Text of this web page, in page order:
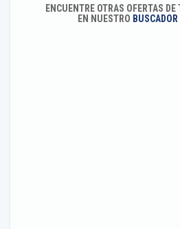
ENCUENTRE OTRAS OFERTAS
EN NUESTRO